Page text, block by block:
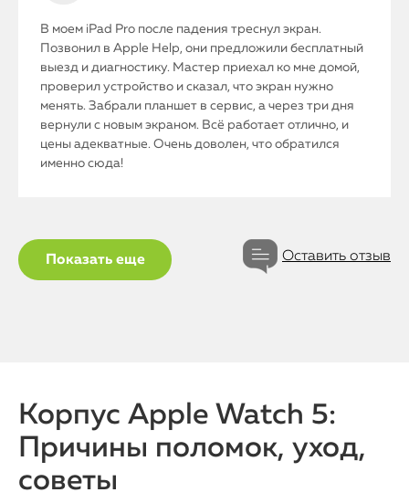
В моем iPad Pro после падения треснул экран.
Позвонил в Apple Help, они предложили бесплатный
выезд и диагностику. Мастер приехал ко мне домой,
проверил устройство и сказал, что экран нужно
менять. Забрали планшет в сервис, а через три дня
вернули с новым экраном. Всё работает отлично, и
цены адекватные. Очень доволен, что обратился
именно сюда!
Показать еще Оставить отзыв
Корпус Apple Watch 5:
Причины поломок, уход,
советы